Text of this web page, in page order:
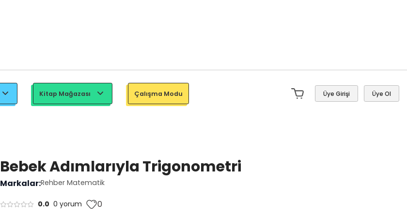
Kitap Mağazası Çalışma Modu Üye Girişi Üye Ol
Bebek Adımlarıyla Trigonometri
Markalar:Rehber Matematik
0.0 0 yorum 0